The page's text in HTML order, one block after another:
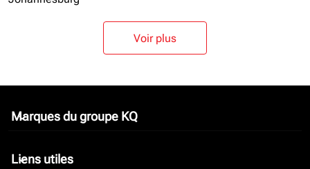
Voir plus
Marques du groupe KQ
keyboard_arrow_down
Liens utiles
keyboard_arrow_down